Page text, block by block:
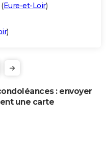
(Eure-et-Loir)
)
: envoyer
une carte